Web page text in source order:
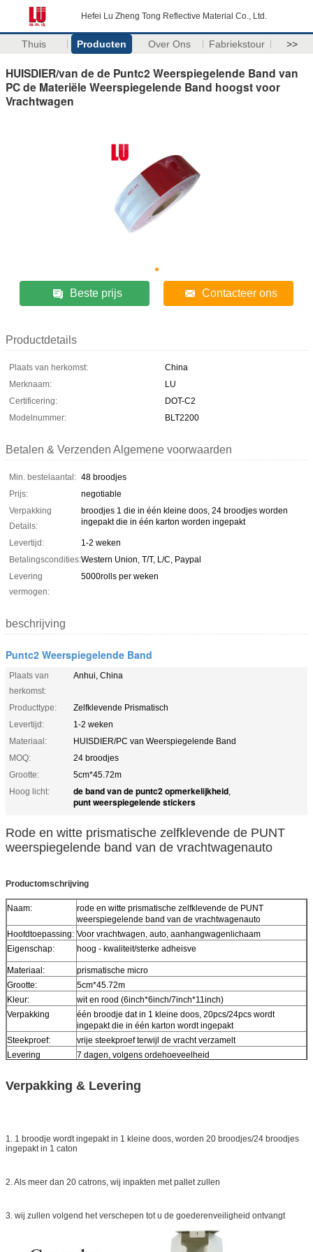
Hefei Lu Zheng Tong Reflective Material Co., Ltd.
Thuis Producten Over Ons Fabriekstour >>
HUISDIER/van de de Puntc2 Weerspiegelende Band van
PC de Materiële Weerspiegelende Band hoogst voor
Vrachtwagen
Beste prijs Contacteer ons
Productdetails
Plaats van herkomst:
China
Merknaam:
LU
Certificering:
DOT-C2
Modelnummer:
BLT2200
Betalen & Verzenden Algemene voorwaarden
Min. bestelaantal: 48 broodjes
Prijs:
negotiable
Verpakking
Details:
broodjes 1 die in één kleine doos, 24 broodjes worden
ingepakt die in één karton worden ingepakt
Levertijd:
1-2 weken
Betalingscondities:Western Union, T/T, L/C, Paypal
Levering
vermogen:
5000rolls per weken
beschrijving
Puntc2 Weerspiegelende Band
Plaats van
herkomst:
Anhui, China
Producttype:
Zelfklevende Prismatisch
Levertijd:
1-2 weken
Materiaal:
HUISDIER/PC van Weerspiegelende Band
MOQ:
24 broodjes
Grootte:
5cm*45.72m
Hoog licht:
de band van de puntc2 opmerkelijkheid,
punt weerspiegelende stickers
Rode en witte prismatische zelfklevende de PUNT
weerspiegelende band van de vrachtwagenauto
Productomschrijving
Naam:
rode en witte prismatische zelfklevende de PUNT
weerspiegelende band van de vrachtwagenauto
Hoofdtoepassing: Voor vrachtwagen, auto, aanhangwagenlichaam
Eigenschap:
hoog - kwaliteit/sterke adheisve
Materiaal:
prismatische micro
Grootte:
5cm*45.72m
Kleur:
wit en rood (6inch*6inch/7inch*11inch)
Verpakking
één broodje dat in 1 kleine doos, 20pcs/24pcs wordt
ingepakt die in één karton wordt ingepakt
Steekproef:
vrije steekproef terwijl de vracht verzamelt
Levering
7 dagen, volgens ordehoeveelheid
Verpakking & Levering
1. 1 broodje wordt ingepakt in 1 kleine doos, worden 20 broodjes/24 broodjes
ingepakt in 1 caton
2. Als meer dan 20 catrons, wij inpakten met pallet zullen
3. wij zullen volgend het verschepen tot u de goederenveiligheid ontvangt